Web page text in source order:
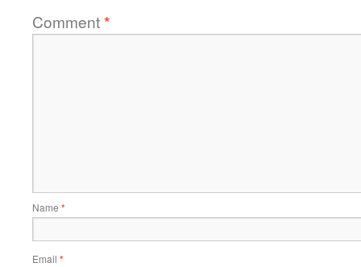
Comment*
Name *
Email *